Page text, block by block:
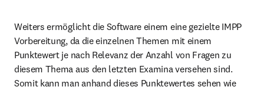
Weiters ermöglicht die Software einem eine gezielte IMPP
Vorbereitung, da die einzelnen Themen mit einem
Punktewert je nach Relevanz der Anzahl von Fragen zu
diesem Thema aus den letzten Examina versehen sind.
Somit kann man anhand dieses Punktewertes sehen wie